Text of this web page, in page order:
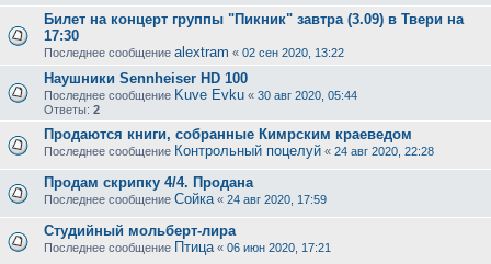
Билет на концерт группы "Пикник" завтра (3.09) в Твери на
17:30
Последнее сообщение alextram « 02 сен 2020, 13:22
Наушники Sennheiser HD 100
Последнее сообщение Kuve Evku « 30 авг 2020, 05:44
Ответы: 2
Продаются книги, собранные Кимрским краеведом
Последнее сообщение Контрольный поцелуй « 24 авг 2020, 22:28
Продам скрипку 4/4. Продана
Последнее сообщение Сойка « 24 авг 2020, 17:59
Студийный мольберт-лира
Последнее сообщение Птица « 06 июн 2020, 17:21